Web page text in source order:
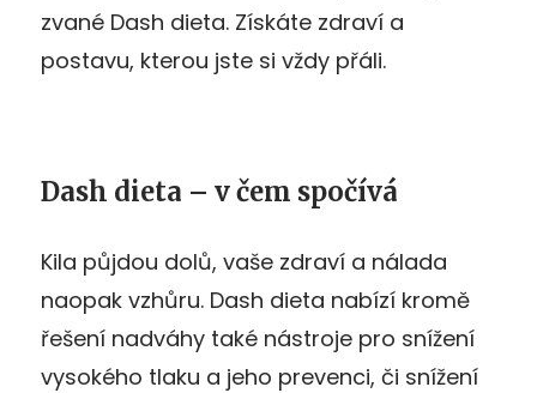
zvané Dash dieta. Získáte zdraví a
postavu, kterou jste si vždy přáli.
Dash dieta – v čem spočívá
Kila půjdou dolů, vaše zdraví a nálada
naopak vzhůru. Dash dieta nabízí kromě
řešení nadváhy také nástroje pro snížení
vysokého tlaku a jeho prevenci, či snížení